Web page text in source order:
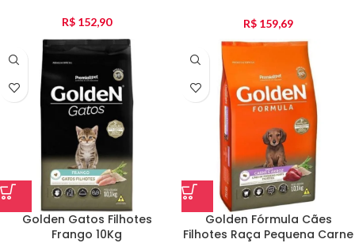
R$ 152,90 R$ 159,69
Golden Gatos Filhotes
Frango 10Kg
Golden Fórmula Cães
Filhotes Raça Pequena Carne